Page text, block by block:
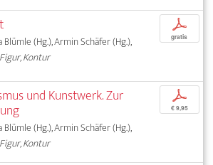
Blümle (Hg.), Armin Schäfer (Hg.),
Kontur
p
gratis
und Kunstwerk. Zur
Blümle (Hg.), Armin Schäfer (Hg.),
Kontur
p
€ 9,95